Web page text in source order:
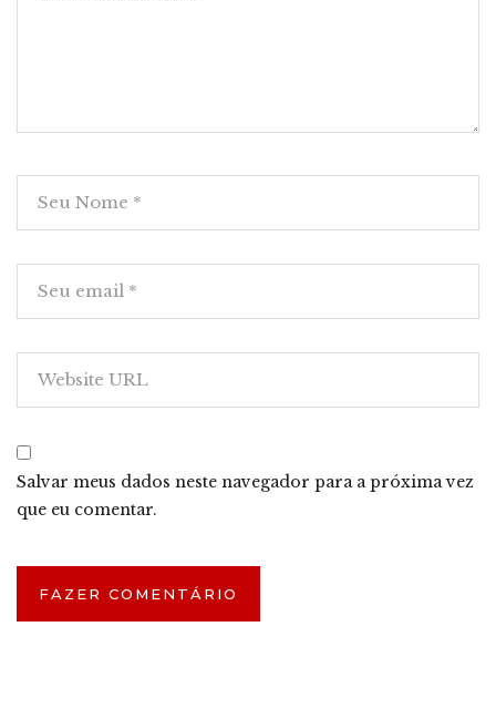
Salvar meus dados neste navegador para a próxima vez
que eu comentar.